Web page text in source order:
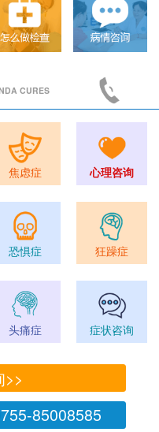
CURES
焦虑症 心理咨询
恐惧症 狂躁症
头痛症 症状咨询
85008585